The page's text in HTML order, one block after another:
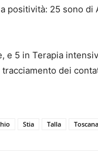
positività: 25 sono di
5 in Terapia
dei
Stia Talla Toscana